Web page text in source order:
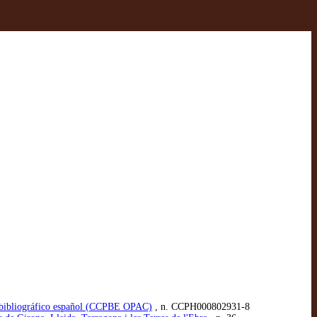
español (CCPBE OPAC) , n. CCPH000802931-8